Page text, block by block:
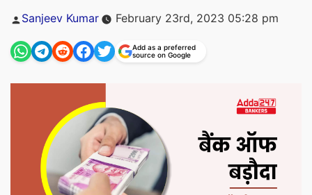
Posted
Sanjeev Kumar February 23rd, 2023 05:28 pm
Add as a preferred
source on Google